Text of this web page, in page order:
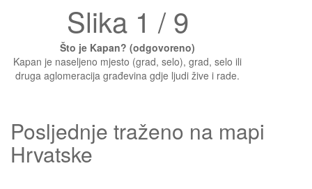
Slika 1 / 9
Što je Kapan? (odgovoreno)
Kapan je naseljeno mjesto (grad, selo), grad, selo ili
druga aglomeracija građevina gdje ljudi žive i rade.
Posljednje traženo na mapi
Hrvatske